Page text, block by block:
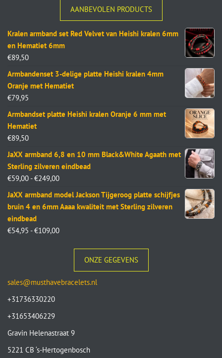
AANBEVOLEN PRODUCTS
Kralen armband set Red Velvet van Heishi kralen 6mm
en Hematiet 6mm
€89,50
Armbandenset 3-delige platte Heishi kralen 4mm
Oranje met Hematiet
€79,95
Armbandset platte Heishi kralen Oranje 6 mm met
Hematiet
€89,50
JaXX armband 6,8 en 10 mm Black&White Agaath met
Sterling zilveren eindbead
€59,00 - €249,00
JaXX armband model Jackson Tijgeroog platte schijfjes
bruin 4 en 6mm Aaaa kwaliteit met Sterling zilveren
eindbead
€54,95 - €109,00
ONZE GEGEVENS
sales@musthavebracelets.nl
+31736330220
+31653406229
Gravin Helenastraat 9
5221 CB ‘s-Hertogenbosch